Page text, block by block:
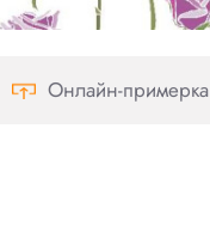
Онлайн-примерка